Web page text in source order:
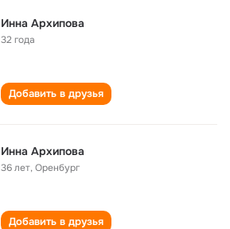
Инна Архипова
32 года
Добавить в друзья
Инна Архипова
36 лет,Оренбург
Добавить в друзья